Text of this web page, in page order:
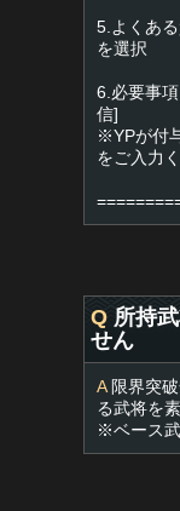
5.よくあ
を選択
6.必要事
信]
※YPが付
をご入力
Q 所持
せん
A限界突破
る武将を
※ベース